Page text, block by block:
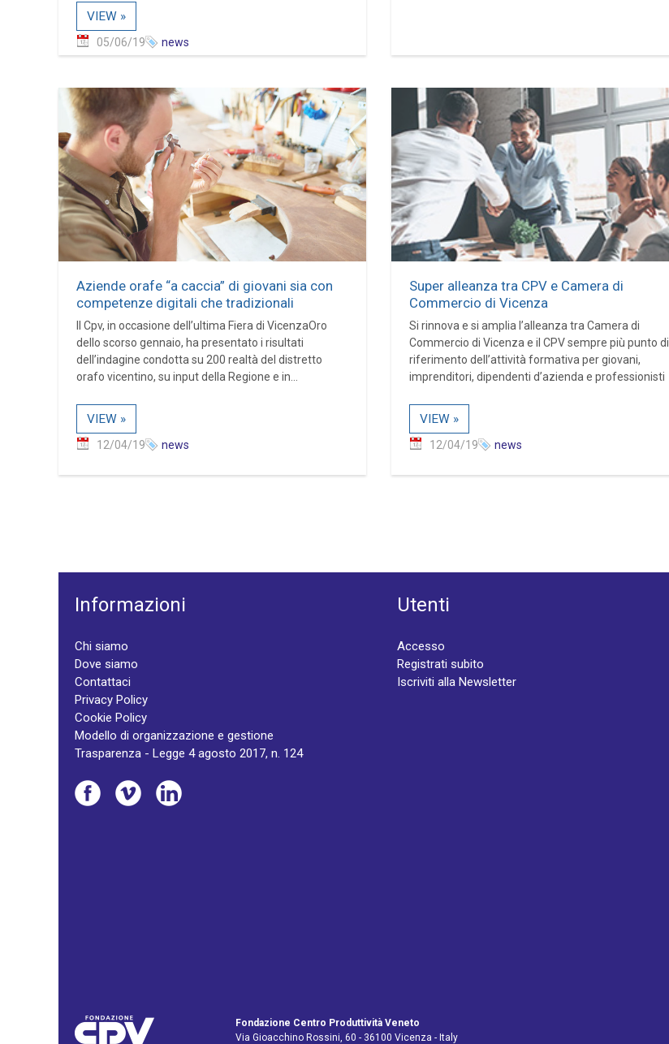
VIEW »
05/06/19 news
Aziende orafe “a caccia” di giovani sia con
competenze digitali che tradizionali
Il Cpv, in occasione dell’ultima Fiera di VicenzaOro
dello scorso gennaio, ha presentato i risultati
dell’indagine condotta su 200 realtà del distretto
orafo vicentino, su input della Regione e in...
VIEW »
12/04/19 news
Super alleanza tra CPV e Camera di
Commercio di Vicenza
Si rinnova e si amplia l’alleanza tra Camera di
Commercio di Vicenza e il CPV sempre più punto di
riferimento dell’attività formativa per giovani,
imprenditori, dipendenti d’azienda e professionisti
VIEW »
12/04/19 news
Informazioni
Chi siamo
Dove siamo
Contattaci
Privacy Policy
Cookie Policy
Modello di organizzazione e gestione
Trasparenza - Legge 4 agosto 2017, n. 124
Utenti
Accesso
Registrati subito
Iscriviti alla Newsletter
Fondazione Centro Produttività Veneto
Via Gioacchino Rossini, 60 - 36100 Vicenza - Italy